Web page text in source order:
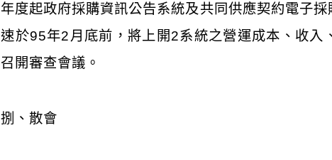
年度起政府採購資訊公告系統及共同供應契約電子
速於95年2月底前，將上開2系統之營運成本、收入
召開審查會議。
捌、散會